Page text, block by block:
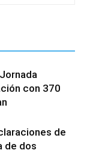
con 370
de
de dos